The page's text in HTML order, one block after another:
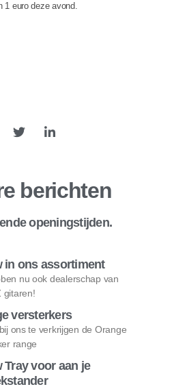
1 euro deze avond.
berichten
openingstijden.
in ons assortiment
nu ook dealerschap van
gitaren!
versterkers
ons te verkrijgen de Orange
range
Tray voor aan je